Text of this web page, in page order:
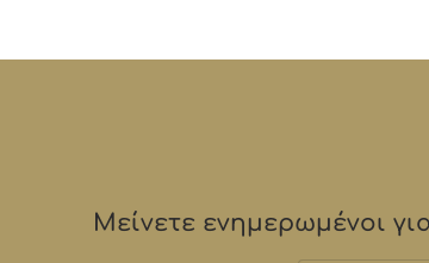
Μείνετε ενημερωμένοι